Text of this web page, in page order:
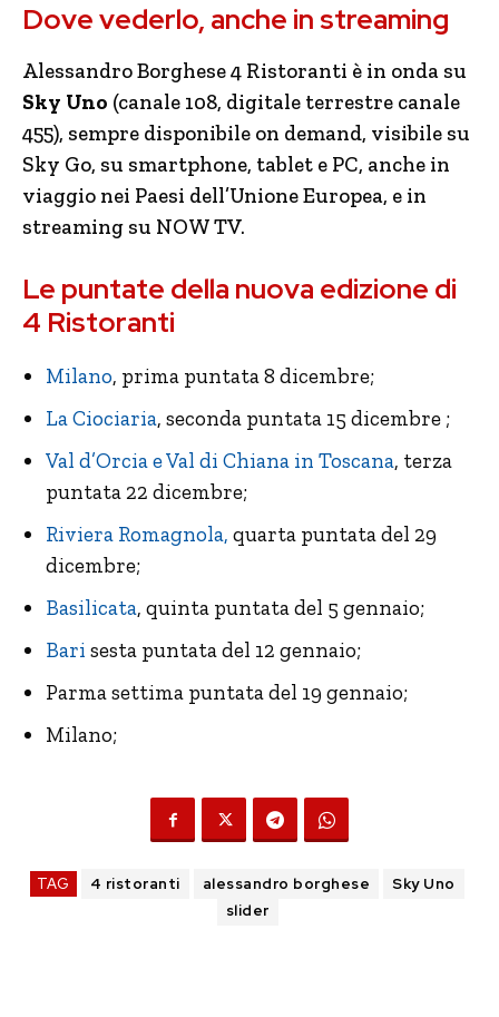
Dove vederlo, anche in streaming
Alessandro Borghese 4 Ristoranti è in onda su
Sky Uno (canale 108, digitale terrestre canale
455), sempre disponibile on demand, visibile su
Sky Go, su smartphone, tablet e PC, anche in
viaggio nei Paesi dell’Unione Europea, e in
streaming su NOW TV.
Le puntate della nuova edizione di
4 Ristoranti
Milano, prima puntata 8 dicembre;
La Ciociaria, seconda puntata 15 dicembre ;
Val d’Orcia e Val di Chiana in Toscana, terza
puntata 22 dicembre;
Riviera Romagnola, quarta puntata del 29
dicembre;
Basilicata, quinta puntata del 5 gennaio;
Bari sesta puntata del 12 gennaio;
Parma settima puntata del 19 gennaio;
Milano;
TAG 4 ristoranti alessandro borghese
Sky Uno
slider